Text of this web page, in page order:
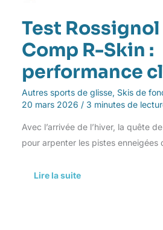
Test Rossignol
Comp R-Skin :
performance
Autres sports de glisse, Skis de
20 mars 2026 / 3 minutes de
Avec l’arrivée de l’hiver, la quête
pour arpenter les pistes enneigées
Lire la suite